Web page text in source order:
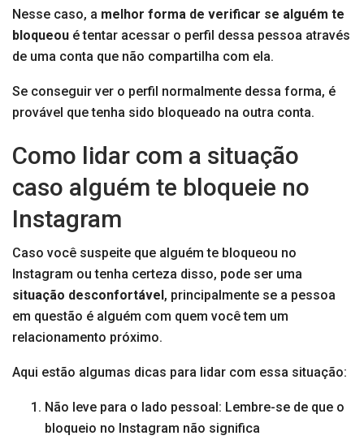
Nesse caso, a melhor forma de verificar se alguém te
bloqueou é tentar acessar o perfil dessa pessoa através
de uma conta que não compartilha com ela.
Se conseguir ver o perfil normalmente dessa forma, é
provável que tenha sido bloqueado na outra conta.
Como lidar com a situação
caso alguém te bloqueie no
Instagram
Caso você suspeite que alguém te bloqueou no
Instagram ou tenha certeza disso, pode ser uma
situação desconfortável, principalmente se a pessoa
em questão é alguém com quem você tem um
relacionamento próximo.
Aqui estão algumas dicas para lidar com essa situação:
Não leve para o lado pessoal: Lembre-se de que o
bloqueio no Instagram não significa